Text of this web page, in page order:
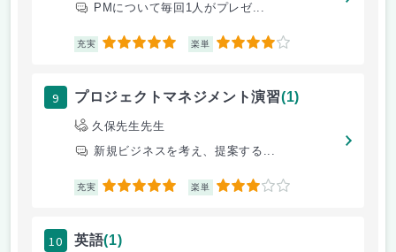
PMについて毎回1人がプレゼ...
充実 5 楽単 4
9 プロジェクトマネジメント演習(1)
久保先生先生
新規ビジネスを考え、提案する...
充実 5 楽単 3
10 英語(1)